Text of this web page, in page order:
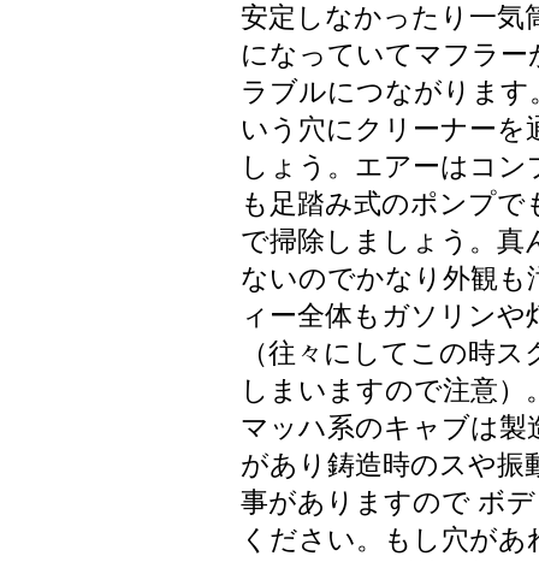
安定しなかったり一気
になっていてマフラ
ラブルにつながりま
いう穴にクリーナーを
しょう。エアーはコ
も足踏み式のポンプ
で掃除しましょう。真
ないのでかなり外観
ィー全体もガソリン
（往々にしてこの時
しまいますので注意）
マッハ系のキャブは製
があり鋳造時のスや振
事がありますので ボ
ください。もし穴が